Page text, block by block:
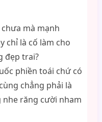
mà mạnh
chỉ là cố làm cho
đẹp trai?
phiền toái chứ có
chẳng phải là
nhe răng cười nham